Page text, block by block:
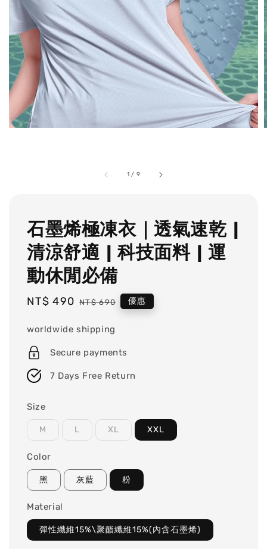
1 / 9
石墨烯極凍衣｜透氣速乾 |
清涼舒適 | 科技面料 | 運
動休閒必備
Sale
NT$ 490 Regular
NT$ 690 優惠
worldwide shipping
Secure payments
7 Days Free Return
Size
M L XL XXL
Color
黑 灰藍 粉
Material
彈性纖維15%\聚酯纖維15%(內含石墨烯)